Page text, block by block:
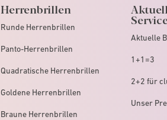
Herrenbrillen
Runde Herrenbrillen
Panto-Herrenbrillen
Quadratische Herrenbrillen
Goldene Herrenbrillen
Braune Herrenbrillen
Aktuelle
1+1=3
2+2 für
Unser